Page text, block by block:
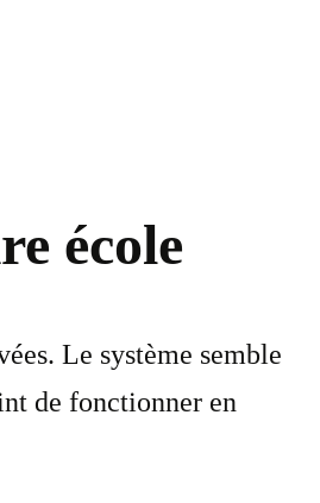
école
Le système semble
de fonctionner en